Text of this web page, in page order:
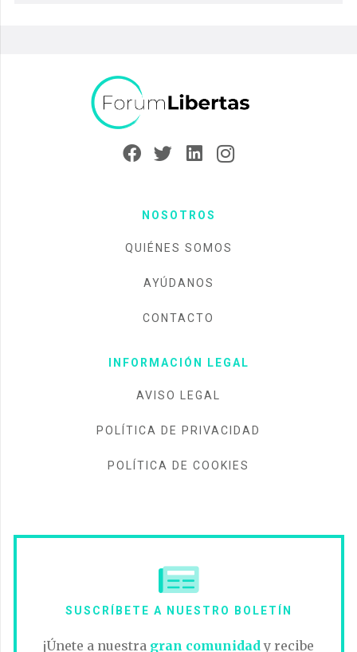
NOSOTROS
QUIÉNES SOMOS
AYÚDANOS
CONTACTO
INFORMACIÓN LEGAL
AVISO LEGAL
POLÍTICA DE PRIVACIDAD
POLÍTICA DE COOKIES
SUSCRÍBETE A NUESTRO BOLETÍN
¡Únete a nuestra gran comunidady recibe